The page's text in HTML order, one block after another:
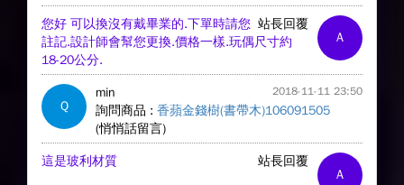
A
站長回覆
您好 可以換沒有戴畢業的.下單時請您
註記.設計師會幫您更換.價格一樣.玩偶尺寸約
18-20公分.
Q
min 2018-11-11 23:50
詢問商品 : 香蘋金錢樹(書帶木)106091505
(悄悄話留言)
A
站長回覆
這是玻利材質